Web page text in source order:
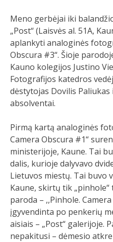
Meno gerbėjai iki
„Post“ (Laisvės al. 51A,
aplankyti analoginės
Obscura #3“. Šioje
Kauno kolegijos Justino
Fotografijos katedros
dėstytojas Dovilis
absolventai.
Pirmą kartą analoginės
Camera Obscura #1“
ministerijoje, Kaune. Tai
dalis, kurioje dalyvavo
Lietuvos miestų. Tai buvo
Kaune, skirtų tik
paroda – ,,Pinhole.
įgyvendinta po penkerių
aisiais – „Post“ galerijoje.
nepakitusi – dėmesio